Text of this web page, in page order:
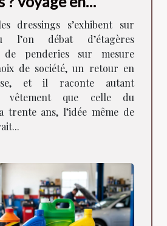
dressings s’exhibent sur
l’on débat d’étagères
de penderies sur mesure
de société, un retour en
et il raconte autant
vêtement que celle du
trente ans, l’idée même de